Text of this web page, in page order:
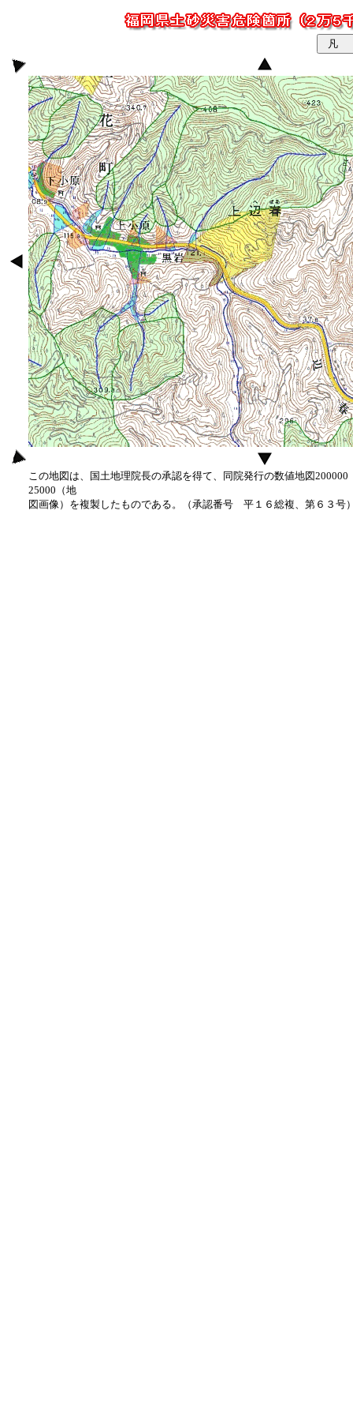
この地図は、国土地理院長の承認を得て、同院発行の数値地図
25000（地
図画像）を複製したものである。（承認番号 平１６総複、第６３号